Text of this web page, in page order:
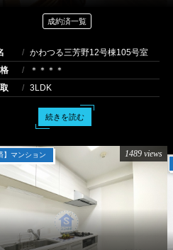
成約済一覧
かわつる三芳野12号棟105号室
＊＊＊＊
3LDK
続きを読む
】マンション 1489 views